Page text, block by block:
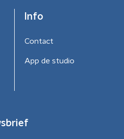
Info
Contact
App de studio